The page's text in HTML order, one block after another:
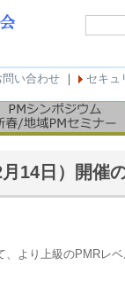
問い合わせ ｜ セキュ
14日）開催
より上級のPMRレ